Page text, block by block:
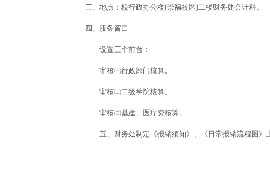
三、地点：校行政办公楼(崇福校区)二楼财务处会计科。
四、服务窗口
设置三个前台：
审核㈠行政部门核算。
审核㈡二级学院核算。
审核㈢基建、医疗费核算。
五、财务处制定《报销须知》、《日常报销流程图》上